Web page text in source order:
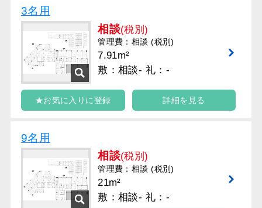
3名用
相談(税別)
管理費：相談 (税別)
7.91m²
敷：相談- 礼：-
★お気に入りに登録 詳細を見る
9名用
相談(税別)
管理費：相談 (税別)
21m²
敷：相談- 礼：-